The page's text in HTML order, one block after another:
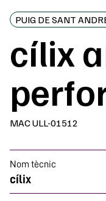
PUIG DE SANT
cílix
MAC ULL-01512
Nom tècnic
cílix